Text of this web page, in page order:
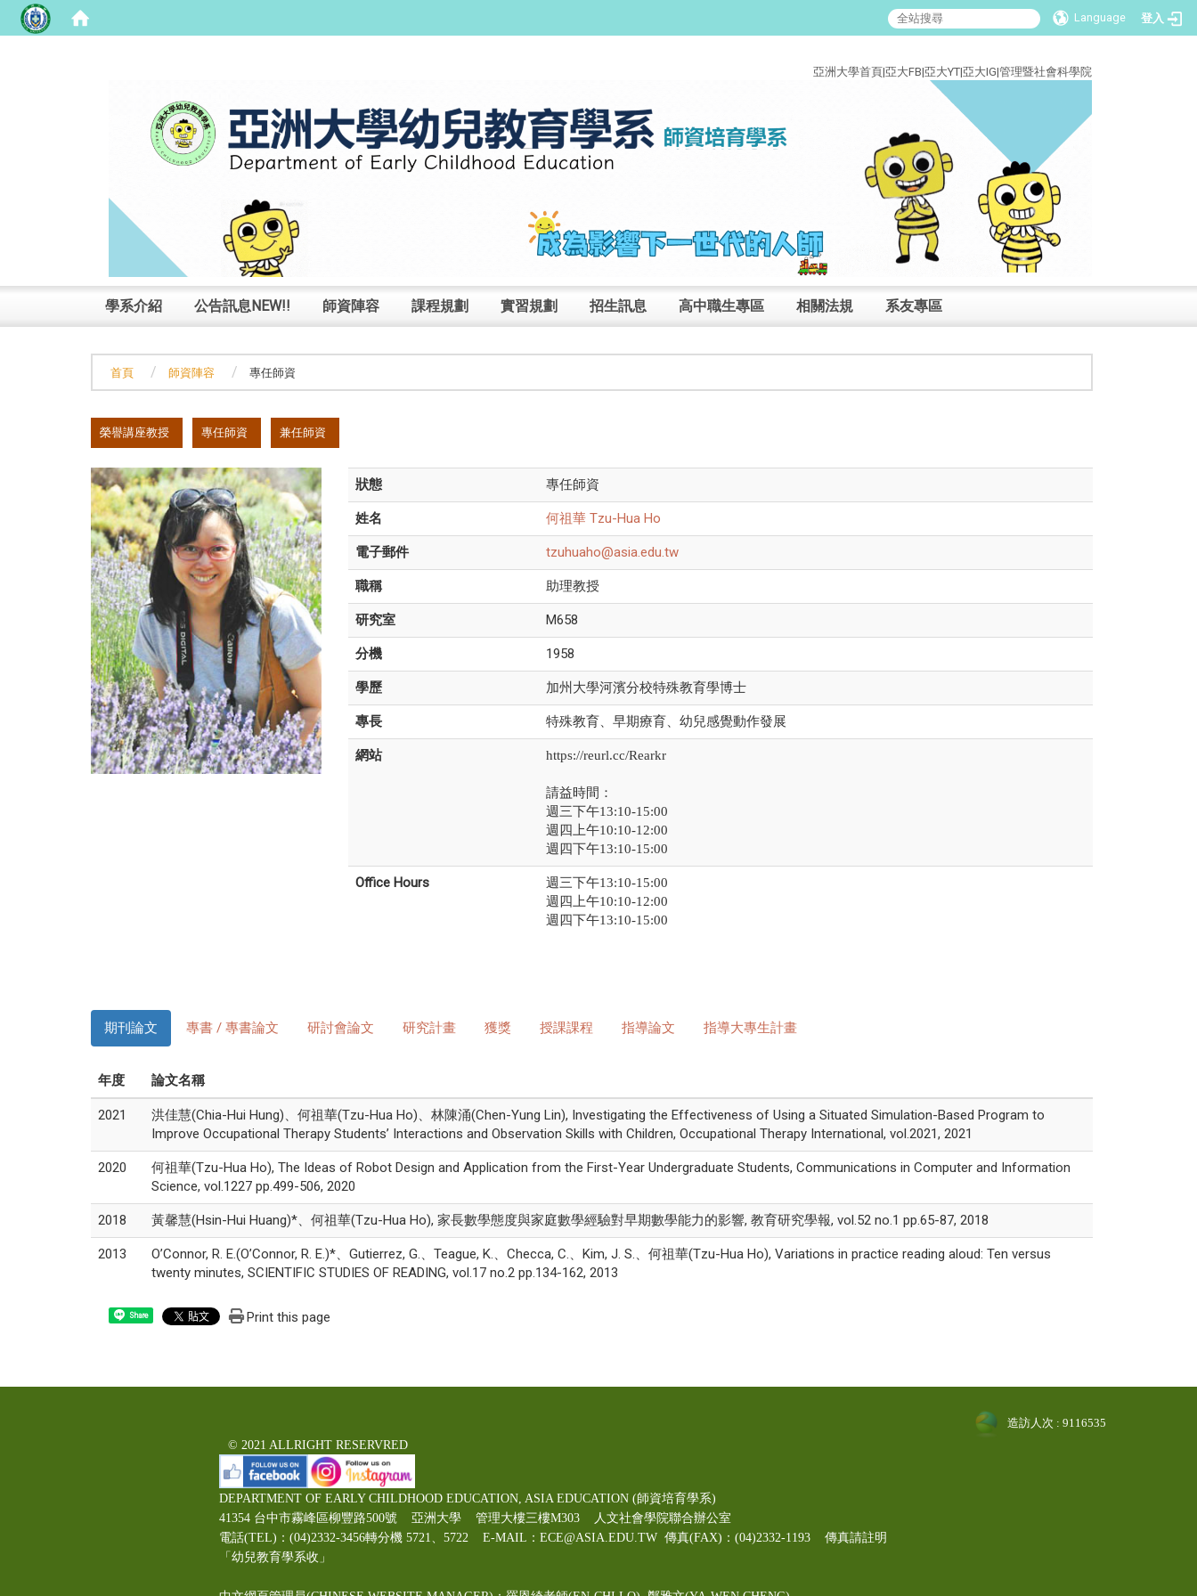
Language 登入
亞洲大學首頁|亞大FB|亞大YT|亞大IG|管理暨社會科學院
學系介紹 公告訊息NEW!! 師資陣容 課程規劃 實習規劃 招生訊息 高中職生專區 相關法規 系友專區
首頁 師資陣容 專任師資
榮譽講座教授 專任師資 兼任師資
狀態 專任師資
姓名 何祖華 Tzu-Hua Ho
電子郵件 tzuhuaho@asia.edu.tw
職稱 助理教授
研究室 M658
分機 1958
學歷 加州大學河濱分校特殊教育學博士
專長 特殊教育、早期療育、幼兒感覺動作發展
網站 https://reurl.cc/Rearkr
請益時間：
週三下午13:10-15:00
週四上午10:10-12:00
週四下午13:10-15:00
Office Hours
週三下午13:10-15:00
週四上午10:10-12:00
週四下午13:10-15:00
期刊論文 專書 / 專書論文 研討會論文 研究計畫 獲獎 授課課程 指導論文 指導大專生計畫
年度 論文名稱
2021
洪佳慧(Chia-Hui Hung)、何祖華(Tzu-Hua Ho)、林陳涌(Chen-Yung Lin), Investigating the Effectiveness of Using a Situated Simulation-Based Program to
Improve Occupational Therapy Students’ Interactions and Observation Skills with Children, Occupational Therapy International, vol.2021, 2021
2020
何祖華(Tzu-Hua Ho), The Ideas of Robot Design and Application from the First-Year Undergraduate Students, Communications in Computer and Information
Science, vol.1227 pp.499-506, 2020
2018 黃馨慧(Hsin-Hui Huang)*、何祖華(Tzu-Hua Ho), 家長數學態度與家庭數學經驗對早期數學能力的影響, 教育研究學報, vol.52 no.1 pp.65-87, 2018
2013
O’Connor, R. E.(O’Connor, R. E.)*、Gutierrez, G.、Teague, K.、Checca, C.、Kim, J. S.、何祖華(Tzu-Hua Ho), Variations in practice reading aloud: Ten versus
twenty minutes, SCIENTIFIC STUDIES OF READING, vol.17 no.2 pp.134-162, 2013
Share Print this page
© 2021 ALLRIGHT RESERVRED
DEPARTMENT OF EARLY CHILDHOOD EDUCATION, ASIA EDUCATION (師資培育學系)
41354 台中市霧峰區柳豐路500號 亞洲大學 管理大樓三樓M303 人文社會學院聯合辦公室
電話(TEL)：(04)2332-3456轉分機 5721、5722 E-MAIL：ECE@ASIA.EDU.TW 傳真(FAX)：(04)2332-1193 傳真請註明
「幼兒教育學系收」
造訪人次 : 9116535